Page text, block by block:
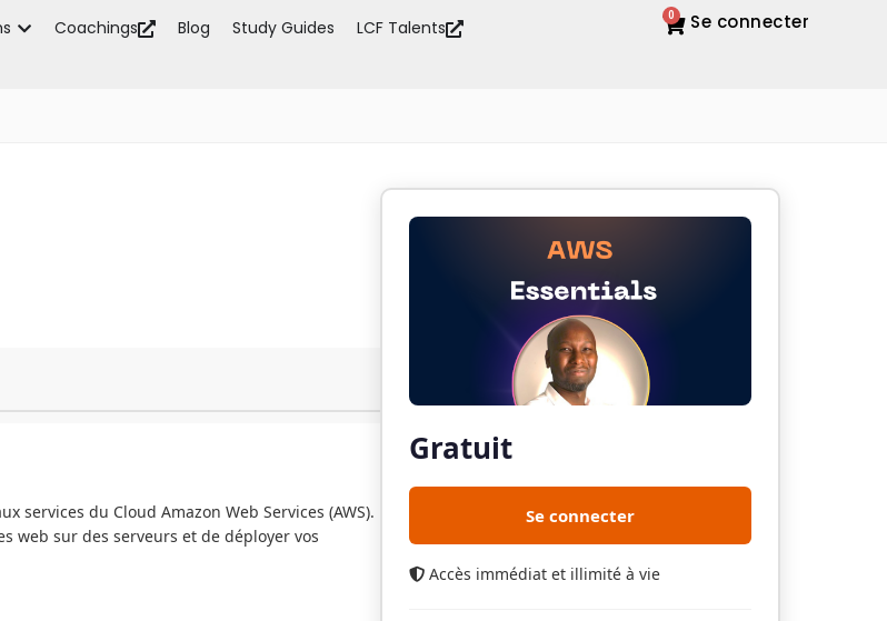
Coachings Blog Study Guides LCF Talents
0 Se connecter
services du Cloud Amazon Web Services (AWS).
web sur des serveurs et de déployer vos
Gratuit
Se connecter
Accès immédiat et illimité à vie